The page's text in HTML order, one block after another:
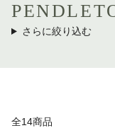
さらに絞り込む
全14商品